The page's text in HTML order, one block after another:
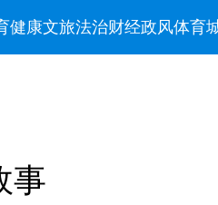
健康文旅法治财经政风体育
事